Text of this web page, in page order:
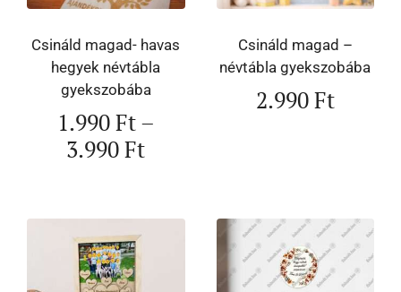
Csináld magad- havas
hegyek névtábla
gyekszobába
1.990Ft–
3.990Ft
Csináld magad –
névtábla gyekszobába
2.990Ft